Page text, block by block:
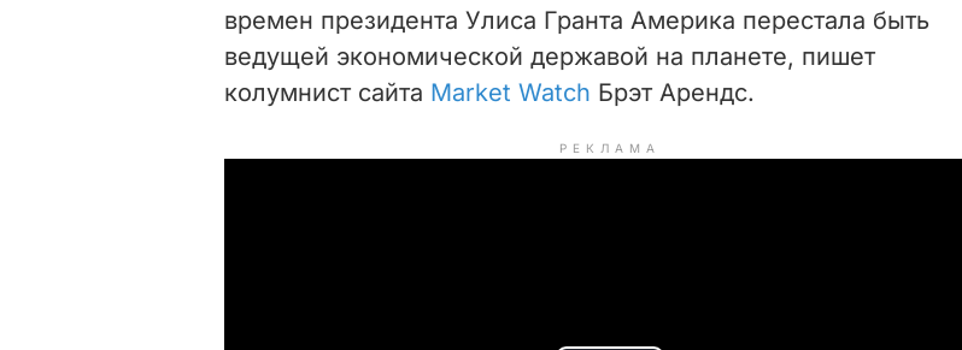
времен президента Улиса Гранта Америка перестала быть
ведущей экономической державой на планете, пишет
колумнист сайта Market Watch Брэт Арендс.
РЕКЛАМА